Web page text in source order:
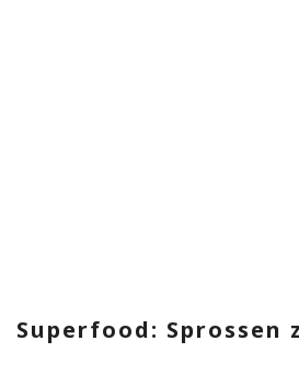
Superfood: Sprossen